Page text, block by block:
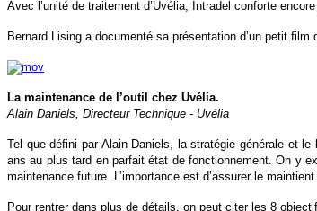
Avec l’unité de traitement d’Uvélia, Intradel conforte
Bernard Lising a documenté sa présentation d’un petit
La maintenance de l’outil chez Uvélia.
Alain Daniels, Directeur Technique - Uvélia
Tel que défini par Alain Daniels, la stratégie générale et
ans au plus tard en parfait état de fonctionnement. On y
maintenance future. L’importance est d’assurer le
Pour rentrer dans plus de détails, on peut citer les 8